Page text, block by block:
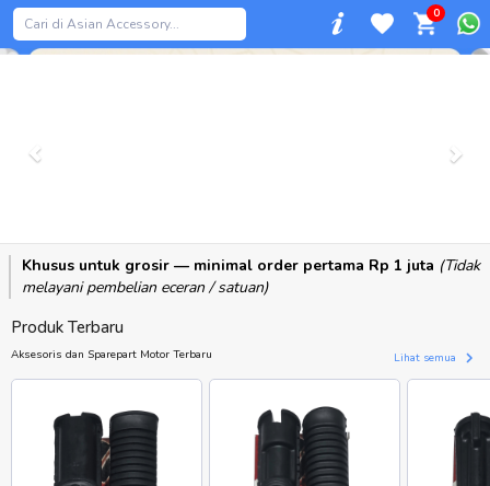
0
Previous
Khusus untuk grosir — minimal order pertama Rp 1 juta (Tidak
melayani pembelian eceran / satuan)
Produk Terbaru
Aksesoris dan Sparepart Motor Terbaru Lihat semua